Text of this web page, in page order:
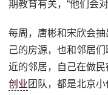
期教育有关，“他们会
每周，唐彬和宋欣会
己的房源，也和邻居
近的邻居，自己在做
创业 团队，都是北京